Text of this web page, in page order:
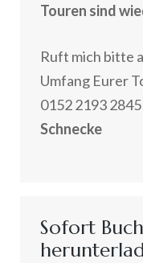
Touren sind
Ruft mich bitte
Umfang Eurer
0152 2193 2845
Schnecke
Sofort